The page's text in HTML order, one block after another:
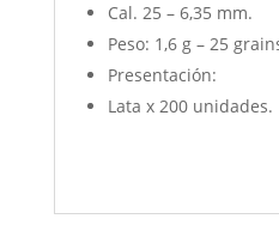
Cal. 25 – 6,35 mm.
Peso: 1,6 g – 25
Presentación:
Lata x 200 unidades.